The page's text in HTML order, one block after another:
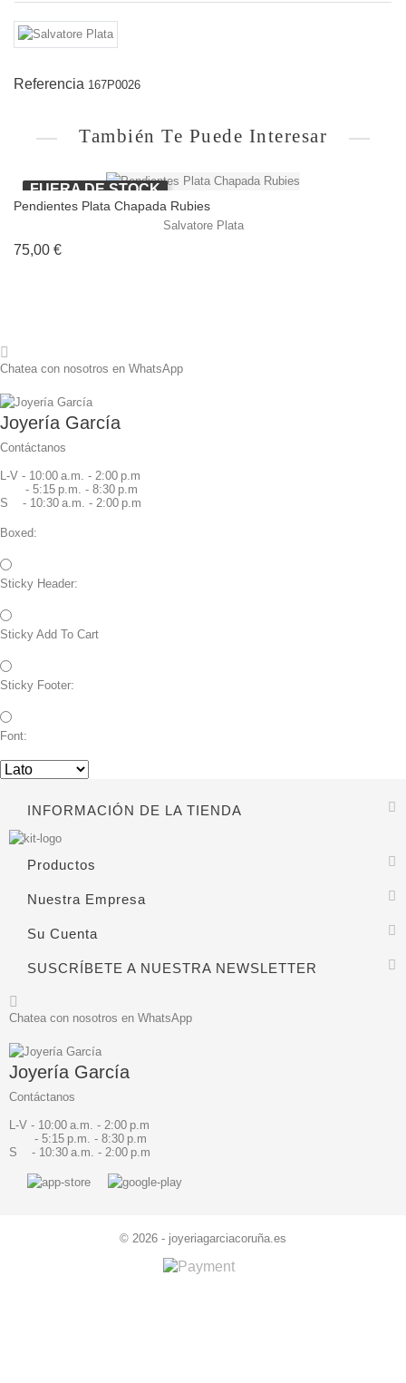
Referencia 167P0026
También Te Puede Interesar
FUERA DE STOCK
Pendientes Plata Chapada Rubies
Salvatore Plata
75,00 €Precio
Chatea con nosotros en WhatsApp
Joyería García
Contáctanos
L-V - 10:00 a.m. - 2:00 p.m
- 5:15 p.m. - 8:30 p.m
S - 10:30 a.m. - 2:00 p.m
Boxed:
Sticky Header:
Sticky Add To Cart
Sticky Footer:
Font:
INFORMACIÓN DE LA TIENDA
Productos
Nuestra Empresa
Su Cuenta
SUSCRÍBETE A NUESTRA NEWSLETTER
Chatea con nosotros en WhatsApp
Joyería García
Contáctanos
L-V - 10:00 a.m. - 2:00 p.m
- 5:15 p.m. - 8:30 p.m
S - 10:30 a.m. - 2:00 p.m
© 2026 - joyeriagarciacoruña.es